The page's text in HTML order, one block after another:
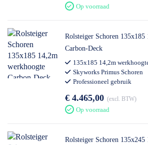
Op voorraad
Rolsteiger Schoren
Carbon-Deck
135x185 14,2m
Skyworks Primus Schoren
Professioneel gebruik
€ 4.465,00 excl. BTW
Op voorraad
Rolsteiger Schoren